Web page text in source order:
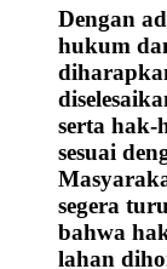
Dengan
hukum
serta hak-
sesuai
segera
bahwa
lahan